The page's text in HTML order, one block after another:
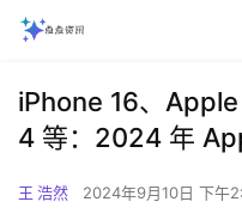
iPhone 16、
4 等：2024 年
王 浩然 2024年9月10日 下午